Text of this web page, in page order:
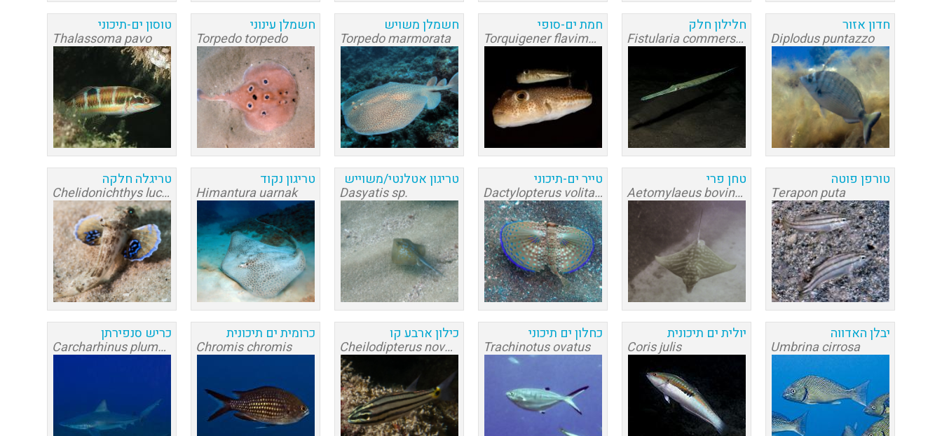
חדון אזור
Diplodus puntazzo
חלילון חלק
Fistularia commersonii
חמת ים-סופי
Torquigener flavimaculosus
חשמלן משויש
Torpedo marmorata
חשמלן עינוני
Torpedo torpedo
טוסון ים-תיכוני
Thalassoma pavo
טורפן פוטה
Terapon puta
טחן פרי
Aetomylaeus bovinus
טייר ים-תיכוני
Dactylopterus volitans
טריגון אטלנטי/משוייש
Dasyatis sp.
טריגון נקוד
Himantura uarnak
טריגלה חלקה
Chelidonichthys lucerna
יבלן האדווה
Umbrina cirrosa
יולית ים תיכונית
Coris julis
כחלון ים תיכוני
Trachinotus ovatus
כילון ארבע קו
Cheilodipterus novemstriatus
כרומית ים תיכונית
Chromis chromis
כריש סנפירתן
Carcharhinus plumbeus